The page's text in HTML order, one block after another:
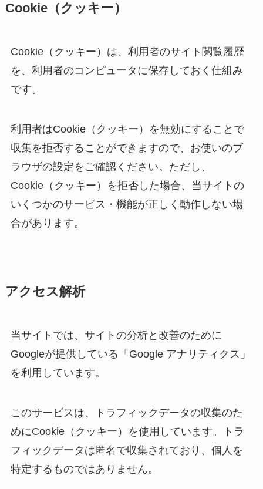
Cookie（クッキー）
Cookie（クッキー）は、利用者のサイト閲覧履歴
を、利用者のコンピュータに保存しておく仕組み
です。
利用者はCookie（クッキー）を無効にすることで
収集を拒否することができますので、お使いのブ
ラウザの設定をご確認ください。ただし、
Cookie（クッキー）を拒否した場合、当サイトの
いくつかのサービス・機能が正しく動作しない場
合があります。
アクセス解析
当サイトでは、サイトの分析と改善のために
Googleが提供している「Google アナリティクス」
を利用しています。
このサービスは、トラフィックデータの収集のた
めにCookie（クッキー）を使用しています。トラ
フィックデータは匿名で収集されており、個人を
特定するものではありません。